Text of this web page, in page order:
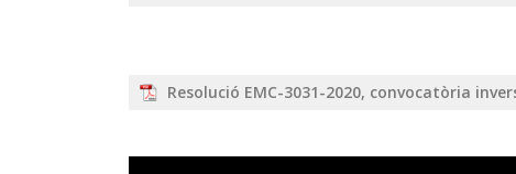
Resolució EMC-3031-2020, convocatòria